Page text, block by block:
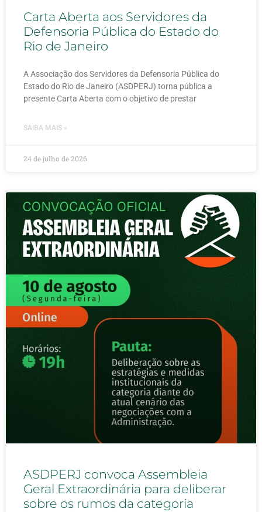
Carta Aberta aos Servidores da
Defensoria Pública do Estado do
Rio de Janeiro
A Associação dos Servidores da Defensoria Pública do
Estado do Rio de Janeiro (ASDPERJ) torna pública a
presente Carta Aberta com o objetivo de prestar
SAIBA MAIS »
24 de julho de 2026
ASDPERJ convoca Assembleia
Geral Extraordinária para deliberar
sobre os rumos da categoria